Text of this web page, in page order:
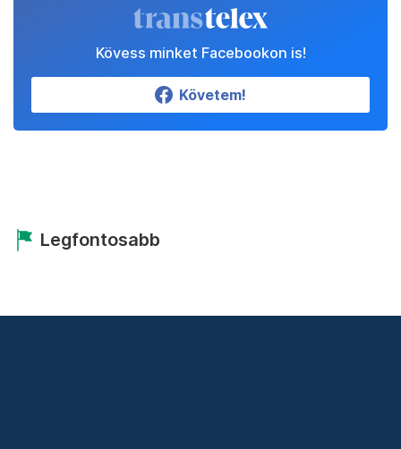
Kövess minket Facebookon is!
Követem!
Legfontosabb